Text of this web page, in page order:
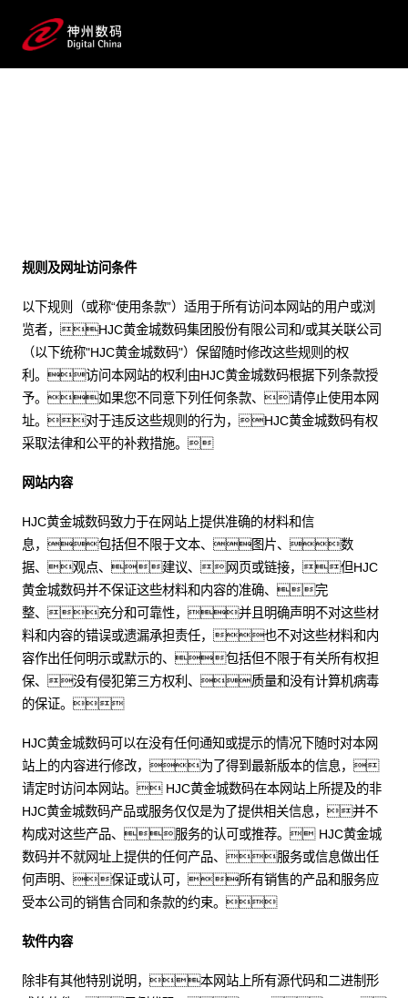
规则及网址访问条件
以下规则（或称“使用条款”）适用于所有访问本网站的用户或浏
览者，HJC黄金城数码集团股份有限公司和/或其关联公司
（以下统称"HJC黄金城数码"）保留随时修改这些规则的权
利。访问本网站的权利由HJC黄金城数码根据下列条款授
予。如果您不同意下列任何条款、请停止使用本网
址。对于违反这些规则的行为，HJC黄金城数码有权
采取法律和公平的补救措施。
网站内容
HJC黄金城数码致力于在网站上提供准确的材料和信
息，包括但不限于文本、图片、数
据、观点、建议、网页或链接，但HJC
黄金城数码并不保证这些材料和内容的准确、完
整、充分和可靠性，并且明确声明不对这些材
料和内容的错误或遗漏承担责任，也不对这些材料和内
容作出任何明示或默示的、包括但不限于有关所有权担
保、没有侵犯第三方权利、质量和没有计算机病毒
的保证。
HJC黄金城数码可以在没有任何通知或提示的情况下随时对本网
站上的内容进行修改，为了得到最新版本的信息，
请定时访问本网站。 HJC黄金城数码在本网站上所提及的非
HJC黄金城数码产品或服务仅仅是为了提供相关信息，并不
构成对这些产品、服务的认可或推荐。 HJC黄金城
数码并不就网址上提供的任何产品、服务或信息做出任
何声明、保证或认可，所有销售的产品和服务应
受本公司的销售合同和条款的约束。
软件内容
除非有其他特别说明，本网站上所有源代码和二进制形